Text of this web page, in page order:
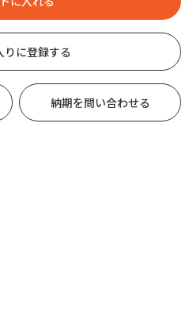
りに登録する
納期を問い合わせる